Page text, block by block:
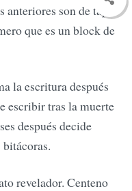
anteriores son de tapa
que es un block de
la escritura después
escribir tras la muerte
después decide
revelador. Centeno